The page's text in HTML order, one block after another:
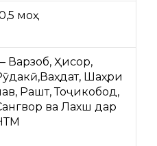
моҳ
Варзоб, Ҳисор,
Шаҳри
Рашт, Тоҷикобод,
ва Лахш дар